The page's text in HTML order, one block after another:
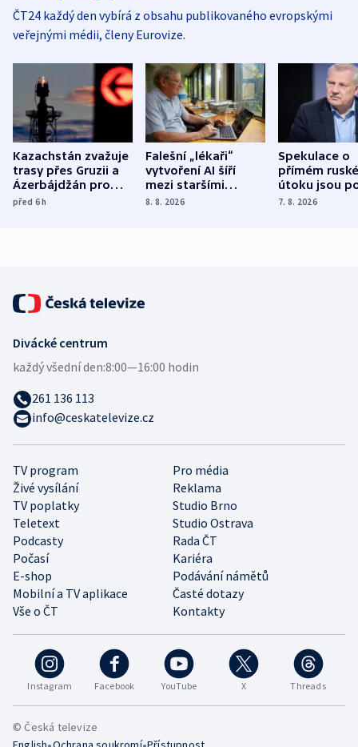
ČT24 každý den vybírá z obsahu publikovaného evropskými
veřejnými médii, členy Eurovize.
Kazachstán zvažuje
trasy přes Gruzii a
Ázerbájdžán pro
vývoz ropy do
před 6h
Falešní „lékaři“
vytvoření AI šíří
mezi staršími
Poláky nebezpečné
8. 8. 2026
Spekulace o
přímém
útoku jsou
míní
7. 8. 2026
Instagram Facebook YouTube X Threads
TV program
Pro média
Živé vysílání
Reklama
TV poplatky
Studio Brno
Teletext
Studio Ostrava
Podcasty
Rada ČT
Počasí
Kariéra
E-shop
Podávání námětů
Mobilní a TV aplikace
Časté dotazy
Vše o ČT
Kontakty
Divácké centrum
každý všední den:8:00—16:00 hodin
261 136 113
info@ceskatelevize.cz
© Česká televize